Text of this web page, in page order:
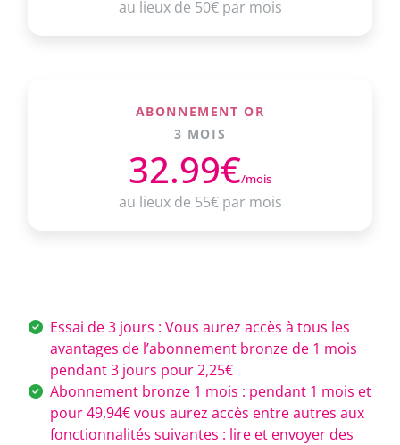
au lieux de 50€ par mois
ABONNEMENT OR
3 MOIS
32.99€/mois
au lieux de 55€ par mois
Essai de 3 jours : Vous aurez accès à tous les
avantages de l’abonnement bronze de 1 mois
pendant 3 jours pour 2,25€
Abonnement bronze 1 mois : pendant 1 mois et
pour 49,94€ vous aurez accès entre autres aux
fonctionnalités suivantes : lire et envoyer des